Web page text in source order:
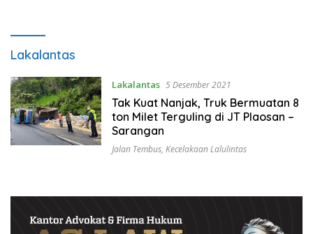
Lakalantas
Lakalantas 5 Desember 2021
Tak Kuat Nanjak, Truk Bermuatan 8
ton Milet Terguling di JT Plaosan –
Sarangan
Jalan Tembus, Kecelakaan Lalulintas